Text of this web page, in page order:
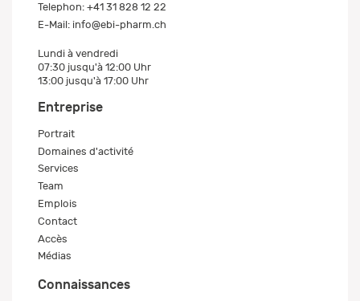
Telephon: +41 31 828 12 22
E-Mail: info@ebi-pharm.ch
Lundi à vendredi
07:30 jusqu'à 12:00 Uhr
13:00 jusqu'à 17:00 Uhr
Entreprise
Portrait
Domaines d'activité
Services
Team
Emplois
Contact
Accès
Médias
Connaissances